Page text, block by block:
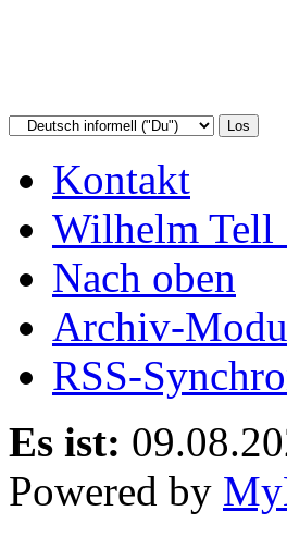
Kontakt
Wilhelm Tell
Nach oben
Archiv-
RSS-
Es ist:
Powered by